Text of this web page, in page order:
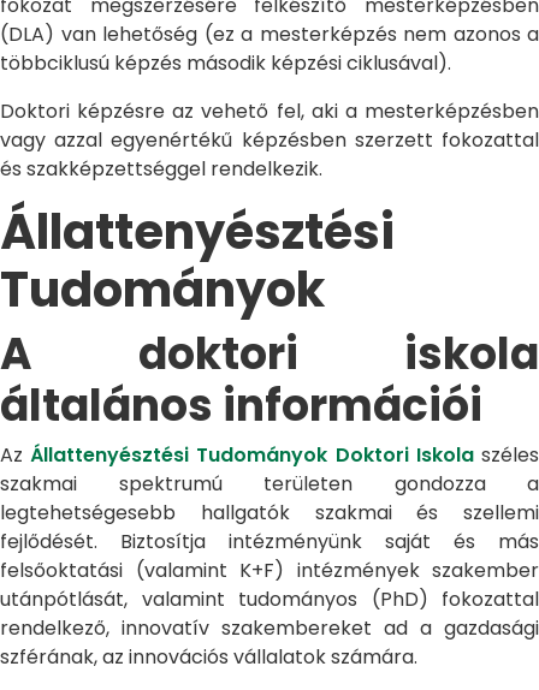
(DLA) van lehetőség (ez a mesterképzés nem azonos a
többciklusú képzés második képzési ciklusával).
Doktori képzésre az vehető fel, aki a mesterképzésben
vagy azzal egyenértékű képzésben szerzett fokozattal
és szakképzettséggel rendelkezik.
Állattenyésztési
Tudományok
A doktori iskola
általános információi
AzÁllattenyésztési Tudományok Doktori Iskolaszéles
szakmai spektrumú területen gondozza a
legtehetségesebb hallgatók szakmai és szellemi
fejlődését. Biztosítja intézményünk saját és más
felsőoktatási (valamint K+F) intézmények szakember
utánpótlását, valamint tudományos (PhD) fokozattal
rendelkező, innovatív szakembereket ad a gazdasági
szférának, az innovációs vállalatok számára.